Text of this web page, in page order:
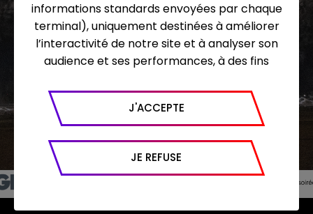
SOCIÉTÉ DE PRODUCTION AUDIOVISUELLE
CAPTATIONS
DOCUMENTAIRES
MAGAZINES
informations standards envoyées par chaque
terminal), uniquement destinées à améliorer
l’interactivité de notre site et à analyser son
audience et ses performances, à des fins
Google Analytics pour générer des rapports
sur le trafic (nombre de visites, temps passé
sur le site, nombre de pages vues en moyenne,
appareil et navigateur utilisé, emplacement
géographique), l’origine du trafic et la
J'ACCEPTE
JE REFUSE